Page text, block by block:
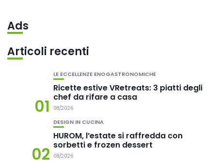
Ads
Articoli recenti
01
LE ECCELLENZE ENOGASTRONOMICHE
Ricette estive VRetreats: 3 piatti degli
chef da rifare a casa
08/2026
02
DESIGN IN CUCINA
HUROM, l’estate si raffredda con
sorbetti e frozen dessert
08/2026